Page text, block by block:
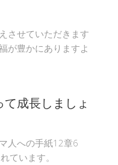
させていただきます
が豊かにありますよ
成長しましょ
人への手紙12章6
ています。